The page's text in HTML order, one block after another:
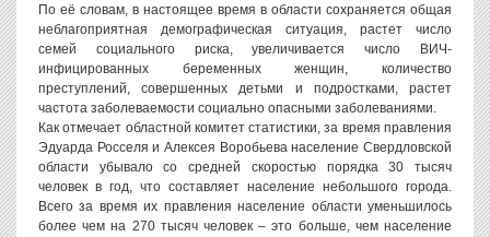
По её словам, в настоящее время в области сохраняется общая
неблагоприятная демографическая ситуация, растет число
семей социального риска, увеличивается число ВИЧ-
инфицированных беременных женщин, количество
преступлений, совершенных детьми и подростками, растет
частота заболеваемости социально опасными заболеваниями.
Как отмечает областной комитет статистики, за время правления
Эдуарда Росселя и Алексея Воробьева население Свердловской
области убывало со средней скоростью порядка 30 тысяч
человек в год, что составляет население небольшого города.
Всего за время их правления население области уменьшилось
более чем на 270 тысяч человек – это больше, чем население